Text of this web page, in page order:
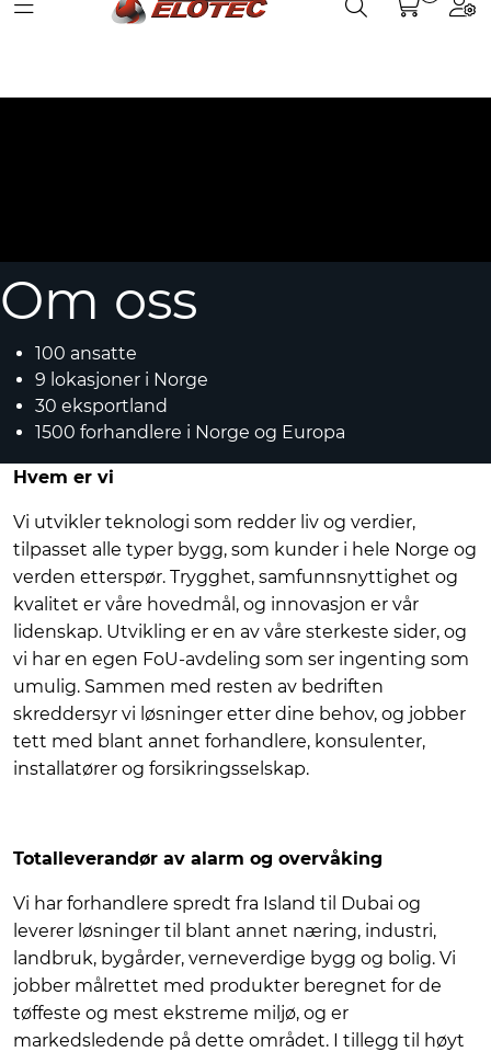
Skip to main content Partnerweb
Toggle navigation Toggle search
Om oss
100 ansatte
9 lokasjoner i Norge
30 eksportland
1500 forhandlere i Norge og Europa
Hvem er vi
Vi utvikler teknologi som redder liv og verdier,
tilpasset alle typer bygg, som kunder i hele Norge og
verden etterspør. Trygghet, samfunnsnyttighet og
kvalitet er våre hovedmål, og innovasjon er vår
lidenskap. Utvikling er en av våre sterkeste sider, og
vi har en egen FoU-avdeling som ser ingenting som
umulig. Sammen med resten av bedriften
skreddersyr vi løsninger etter dine behov, og jobber
tett med blant annet forhandlere, konsulenter,
installatører og forsikringsselskap.
Totalleverandør av alarm og overvåking
Vi har forhandlere spredt fra Island til Dubai og
leverer løsninger til blant annet næring, industri,
landbruk, bygårder, verneverdige bygg og bolig. Vi
jobber målrettet med produkter beregnet for de
tøffeste og mest ekstreme miljø, og er
markedsledende på dette området. I tillegg til høyt
Nettbutikk